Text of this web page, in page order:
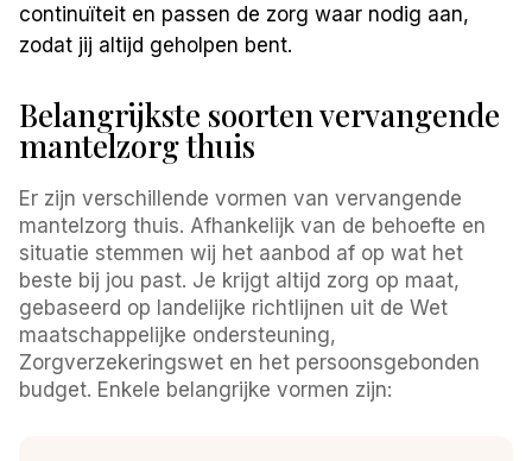
continuïteit en passen de zorg waar nodig aan,
zodat jij altijd geholpen bent.
Belangrijkste soorten vervangende
mantelzorg thuis
Er zijn verschillende vormen van vervangende
mantelzorg thuis. Afhankelijk van de behoefte en
situatie stemmen wij het aanbod af op wat het
beste bij jou past. Je krijgt altijd zorg op maat,
gebaseerd op landelijke richtlijnen uit de Wet
maatschappelijke ondersteuning,
Zorgverzekeringswet en het persoonsgebonden
budget. Enkele belangrijke vormen zijn: